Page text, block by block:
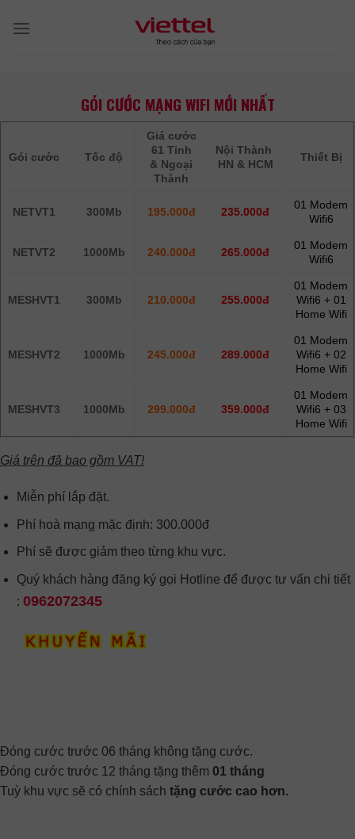
GÓI CƯỚC MẠNG WIFI MỚI NHẤT
Gói cước Tốc độ
Giá cước
61 Tỉnh
& Ngoại
Thành
Nội Thành
HN & HCM
Thiết Bị
NETVT1 300Mb 195.000đ 235.000đ
01 Modem
Wifi6
NETVT2 1000Mb 240.000đ 265.000đ
01 Modem
Wifi6
MESHVT1 300Mb 210.000đ 255.000đ
01 Modem
Wifi6 + 01
Home Wifi
MESHVT2 1000Mb 245.000đ 289.000đ
01 Modem
Wifi6 + 02
Home Wifi
MESHVT3 1000Mb 299.000đ 359.000đ
01 Modem
Wifi6 + 03
Home Wifi
Giá trên đã bao gồm VAT!
Miễn phí lắp đặt.
Phí hoà mạng mặc định: 300.000đ
Phí sẽ được giảm theo từng khu vực.
Quý khách hàng đăng ký gọi Hotline để được tư vấn chi tiết
: 0962072345
Đóng cước trước 06 tháng không tặng cước.
Đóng cước trước 12 tháng tặng thêm 01 tháng
Tuỳ khu vực sẽ có chính sách tặng cước cao hơn.